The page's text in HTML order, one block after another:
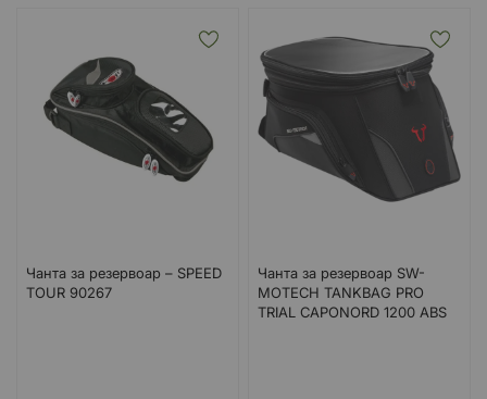
Чанта за резервоар – SPEED
TOUR 90267
Чанта за резервоар SW-
MOTECH TANKBAG PRO
TRIAL CAPONORD 1200 ABS